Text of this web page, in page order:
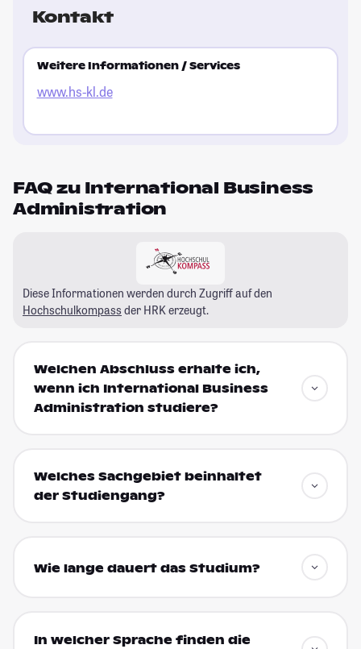
Kontakt
Weitere Informationen / Services
www.hs-kl.de
FAQ zu International Business
Administration
Diese Informationen werden durch Zugriff auf den
Hochschulkompass der HRK erzeugt.
Welchen Abschluss erhalte ich,
wenn ich International Business
Administration studiere?
Welches Sachgebiet beinhaltet
der Studiengang?
Wie lange dauert das Studium?
In welcher Sprache finden die